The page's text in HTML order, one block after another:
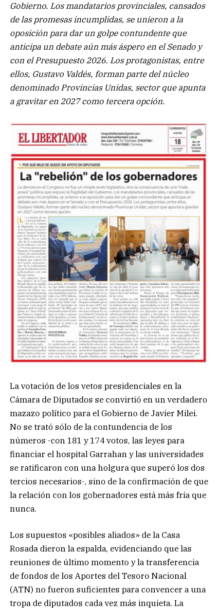
Gobierno. Los mandatarios provinciales, cansados
de las promesas incumplidas, se unieron a la
oposición para dar un golpe contundente que
anticipa un debate aún más áspero en el Senado y
con el Presupuesto 2026. Los protagonistas, entre
ellos, Gustavo Valdés, forman parte del núcleo
denominado Provincias Unidas, sector que apunta
a gravitar en 2027 como tercera opción.
La votación de los vetos presidenciales en la
Cámara de Diputados se convirtió en un verdadero
mazazo político para el Gobierno de Javier Milei.
No se trató sólo de la contundencia de los
números -con 181 y 174 votos, las leyes para
financiar el hospital Garrahan y las universidades
se ratificaron con una holgura que superó los dos
tercios necesarios-, sino de la confirmación de que
la relación con los gobernadores está más fría que
nunca.
Los supuestos «posibles aliados» de la Casa
Rosada dieron la espalda, evidenciando que las
reuniones de último momento y la transferencia
de fondos de los Aportes del Tesoro Nacional
(ATN) no fueron suficientes para convencer a una
tropa de diputados cada vez más inquieta. La